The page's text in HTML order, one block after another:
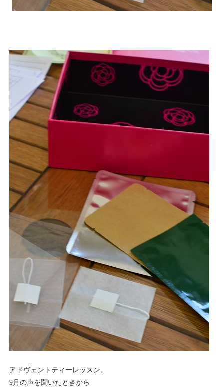
アドヴェントティーレッスン、
9月の声を聞いたときから